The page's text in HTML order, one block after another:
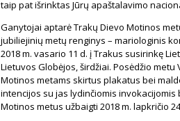
taip pat išrinktas Jūrų apaštalavimo
Ganytojai aptarė Trakų Dievo Motinos
jubiliejinių metų renginys – mariologinis
2018 m. vasario 11 d. į Trakus susirinkę
Lietuvos Globėjos, širdžiai. Posėdžio
Motinos metams skirtus plakatus bei
intencijos su jas lydinčiomis
Motinos metus užbaigti 2018 m. lapkričio